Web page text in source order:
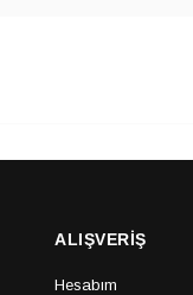
ALIŞVERİŞ
Hesabım